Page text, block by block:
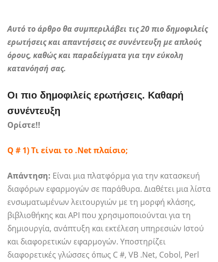
Αυτό το άρθρο θα συμπεριλάβει τις 20 πιο δημοφιλείς
ερωτήσεις και απαντήσεις σε συνέντευξη με απλούς
όρους, καθώς και παραδείγματα για την εύκολη
κατανόησή σας.
Οι πιο δημοφιλείς ερωτήσεις. Καθαρή
συνέντευξη
Ορίστε!!
Q # 1) Τι είναι το .Net πλαίσιο;
Απάντηση: Είναι μια πλατφόρμα για την κατασκευή
διαφόρων εφαρμογών σε παράθυρα. Διαθέτει μια λίστα
ενσωματωμένων λειτουργιών με τη μορφή κλάσης,
βιβλιοθήκης και API που χρησιμοποιούνται για τη
δημιουργία, ανάπτυξη και εκτέλεση υπηρεσιών Ιστού
και διαφορετικών εφαρμογών. Υποστηρίζει
διαφορετικές γλώσσες όπως C #, VB .Net, Cobol, Perl